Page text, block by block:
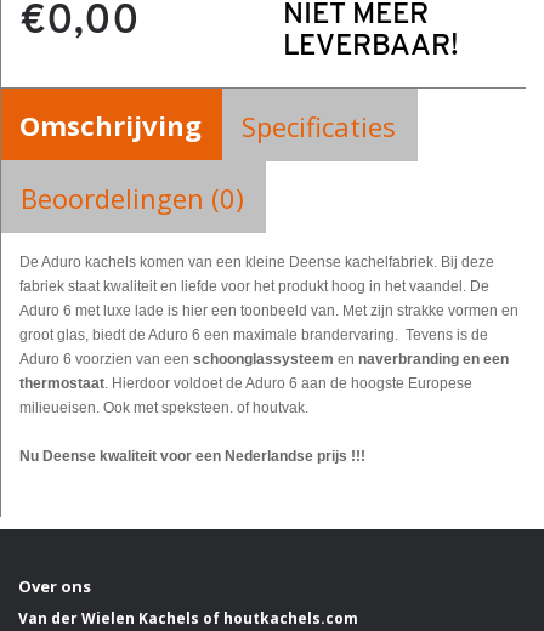
€0,00
NIET MEER
LEVERBAAR!
Omschrijving
Specificaties
Beoordelingen (0)
De Aduro kachels komen van een kleine Deense kachelfabriek. Bij deze
fabriek staat kwaliteit en liefde voor het produkt hoog in het vaandel. De
Aduro 6 met luxe lade is hier een toonbeeld van. Met zijn strakke vormen en
groot glas, biedt de Aduro 6 een maximale brandervaring. Tevens is de
Aduro 6 voorzien van een schoonglassysteem en naverbranding en een
thermostaat. Hierdoor voldoet de Aduro 6 aan de hoogste Europese
milieueisen. Ook met speksteen. of houtvak.
Nu Deense kwaliteit voor een Nederlandse prijs !!!
Over ons
Van der Wielen Kachels of houtkachels.com